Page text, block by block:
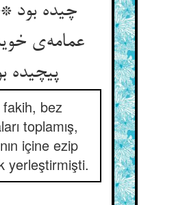
چیده بود
عمامه‌ی
پیچیده
fakih, bez
toplamış,
içine ezip
yerleştirmişti.